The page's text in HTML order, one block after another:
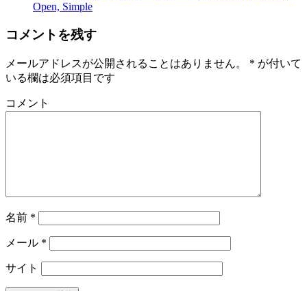
Open, Simple
コメントを残す
メールアドレスが公開されることはありません。 * が付いて
いる欄は必須項目です
コメント
名前 *
メール *
サイト